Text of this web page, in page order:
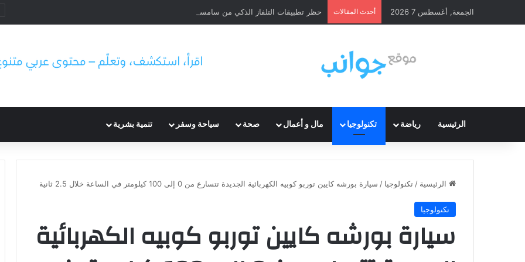
الجمعة, أغسطس 7 2026 أحدث المقالات حظر تطبيقات التلفاز الذكي من سامسونج لحماية الخصوصية
الرئيسية رياضة تكنولوجيا مال و أعمال صحة سياحة وسفر تنمية بشرية
الرئيسية /تكنولوجيا / سيارة بورشه كايين توربو كوبيه الكهربائية الجديدة تتسارع من 0 إلى 100 كيلومتر في الساعة خلال 2.5 ثانية
تكنولوجيا
سيارة بورشه كايين توربو كوبيه الكهربائية